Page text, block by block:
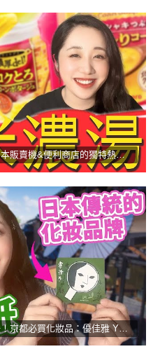
【日本美食】不吃絕對後悔！日本販賣機&便利商店的獨特熱食！
【日本美妝】日本人的美肌秘訣！京都必買化妝品：優佳雅 YOJIYA！！